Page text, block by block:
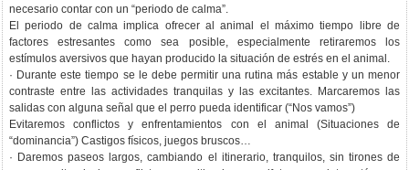
necesario contar con un “periodo de calma”.
El periodo de calma implica ofrecer al animal el máximo tiempo libre de
factores estresantes como sea posible, especialmente retiraremos los
estímulos aversivos que hayan producido la situación de estrés en el animal.
· Durante este tiempo se le debe permitir una rutina más estable y un menor
contraste entre las actividades tranquilas y las excitantes. Marcaremos las
salidas con alguna señal que el perro pueda identificar (“Nos vamos”)
Evitaremos conflictos y enfrentamientos con el animal (Situaciones de
“dominancia”) Castigos físicos, juegos bruscos…
· Daremos paseos largos, cambiando el itinerario, tranquilos, sin tirones de